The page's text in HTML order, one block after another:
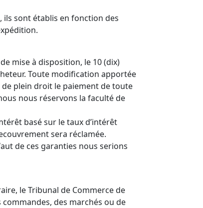
ils sont établis en fonction des
mise à disposition, le 10 (dix)
Toute modification apportée
plein droit le paiement de toute
nous réservons la faculté de
basé sur le taux d’intérêt
sera réclamée.
de ces garanties nous serions
le Tribunal de Commerce de
des marchés ou de